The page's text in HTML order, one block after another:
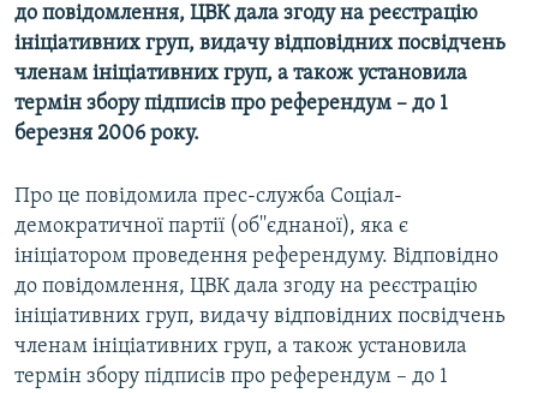
СПЕЦПРОЄКТИ
ПОДКАСТИ
КРИМ РЕАЛІЇ
УКР
КТАТ
ДОЛУЧАЙСЯ!
до повідомлення, ЦВК дала згоду на реєстрацію
ініціативних груп, видачу відповідних посвідчень
членам ініціативних груп, а також установила
термін збору підписів про референдум – до 1
березня 2006 року.
Про це повідомила прес-служба Соціал-
демократичної партії (об''єднаної), яка є
ініціатором проведення референдуму. Відповідно
до повідомлення, ЦВК дала згоду на реєстрацію
ініціативних груп, видачу відповідних посвідчень
членам ініціативних груп, а також установила
термін збору підписів про референдум – до 1